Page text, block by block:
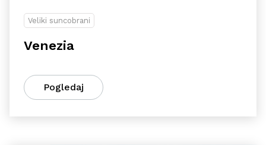
Veliki suncobrani
Venezia
Pogledaj